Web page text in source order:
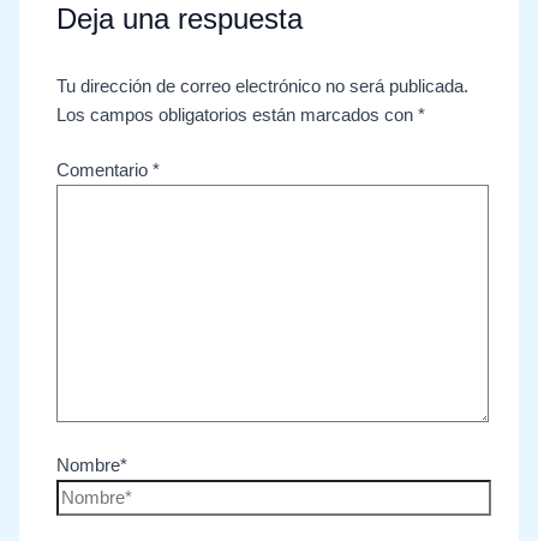
Deja una respuesta
Tu dirección de correo electrónico no será publicada.
Los campos obligatorios están marcados con*
Comentario*
Nombre*